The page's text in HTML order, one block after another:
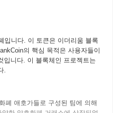
입니다. 이 토큰은 이더리움 블록
의 핵심 목적은 사용자들이
입니다. 이 블록체인 프로젝트는
.
폐 애호가들로 구성된 팀에 의해